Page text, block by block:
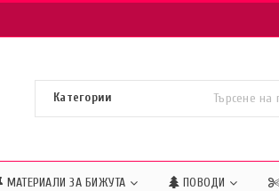
МАТЕРИАЛИ ЗА БИЖУТА ПОВОДИ